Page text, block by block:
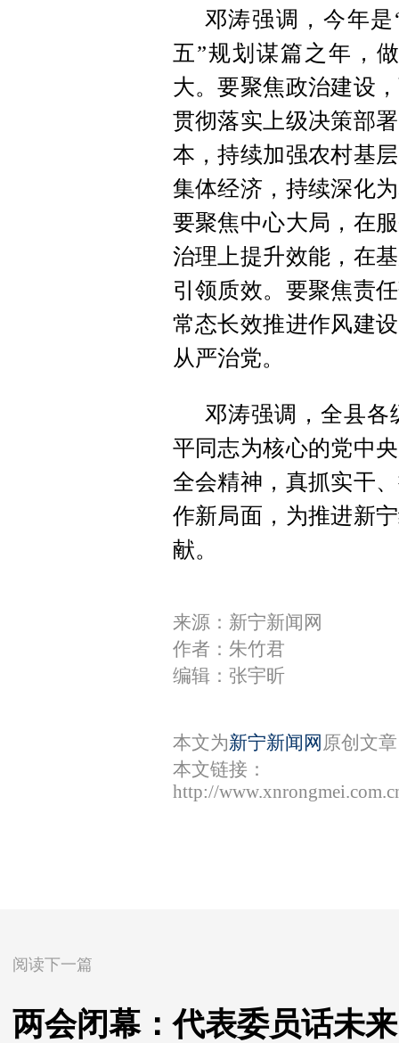
邓涛强调，今年
五”规划谋篇之年，
大。要聚焦政治建设
贯彻落实上级决策部
本，持续加强农村基
集体经济，持续深化
要聚焦中心大局，在
治理上提升效能，在
引领质效。要聚焦责
常态长效推进作风建
从严治党。
邓涛强调，全县各
平同志为核心的党中
全会精神，真抓实干
作新局面，为推进新
献。
来源：新宁新闻网
作者：朱竹君
编辑：张宇昕
本文为新宁新闻网 原创文
本文链接：
http://
阅读下一篇
两会闭幕：代表委员话未来